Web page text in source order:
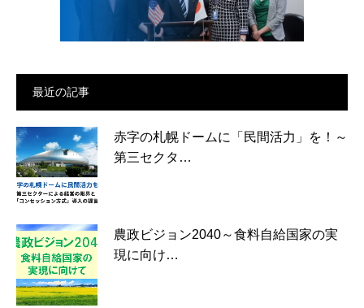
最近の記事
赤字の札幌ドームに「民間活力」を！～
第三セクタ…
農政ビジョン2040～食料自給国家の実
現に向け…